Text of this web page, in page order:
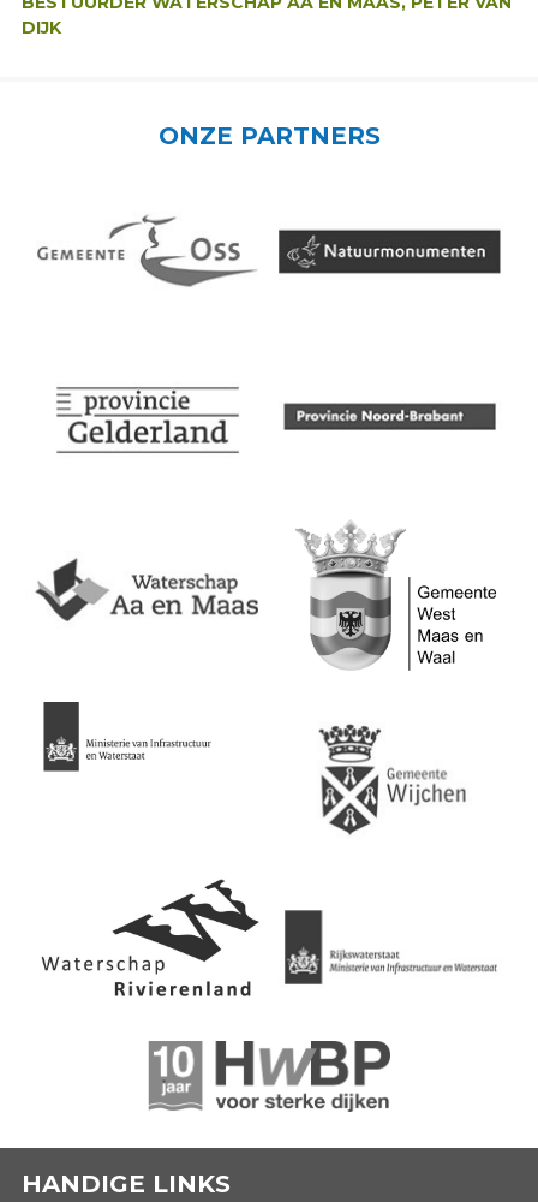
DIJK
ONZE PARTNERS
HANDIGE LINKS